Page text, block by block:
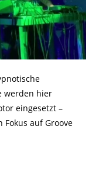
werden hier
eingesetzt –
auf Groove